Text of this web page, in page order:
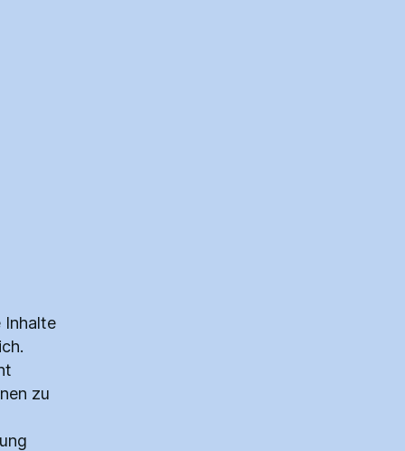
Inhalte
zu